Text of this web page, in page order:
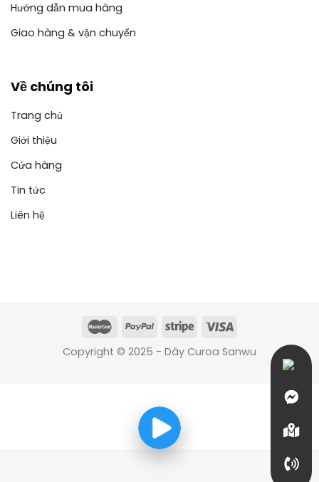
Hướng dẫn mua hàng
Giao hàng & vận chuyển
Về chúng tôi
Trang chủ
Giới thiệu
Cửa hàng
Tin tức
Liên hệ
Copyright © 2025 - Dây Curoa Sanwu